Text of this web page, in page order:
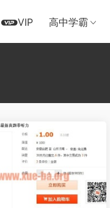
VIP 高中学霸